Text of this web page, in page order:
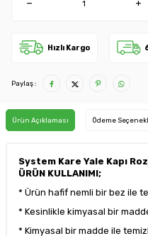
Hızlı Kargo
Paylaş :
Ürün Açıklaması Ödeme
System Kare Yale Kapı
ÜRÜN KULLANIMI;
* Ürün hafif nemli bir bez ile
* Kesinlikle kimyasal bir
* Kimyasal bir madde ile